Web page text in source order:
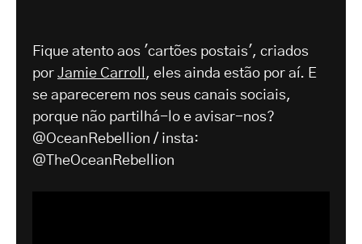
Fique atento aos 'cartões postais', criados
por Jamie Carroll , eles ainda estão por aí. E
se aparecerem nos seus canais sociais,
porque não partilhá-lo e avisar-nos?
@OceanRebellion / insta:
@TheOceanRebellion